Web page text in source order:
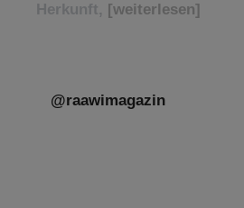
Herkunft, [weiterlesen]
@raawimagazin